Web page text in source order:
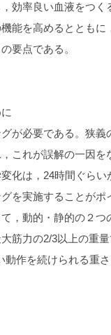
効率良い血液をつく
能を高めるとともに
要点である。
が必要である。狭義
これが誤解の一因を
化は，24時間ぐら
を実施することがポ
，動的・静的の２つ
筋力の2/3以上の重
動作を続けられる重